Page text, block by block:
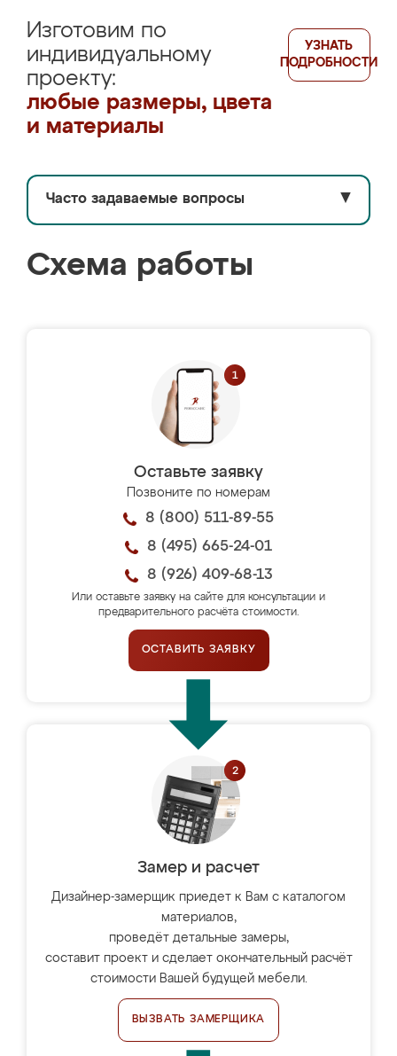
Изготовим по
индивидуальному
проекту:
любые размеры, цвета
и материалы
УЗНАТЬ
ПОДРОБНОСТИ
Часто задаваемые вопросы ▼
Схема работы
Оставьте заявку
Позвоните по номерам
8 (800) 511-89-55
8 (495) 665-24-01
8 (926) 409-68-13
Или оставьте заявку на сайте для консультации и
предварительного расчёта стоимости.
ОСТАВИТЬ ЗАЯВКУ
Замер и расчет
Дизайнер-замерщик приедет к Вам с каталогом
материалов,
проведёт детальные замеры,
составит проект и сделает окончательный расчёт
стоимости Вашей будущей мебели.
ВЫЗВАТЬ ЗАМЕРЩИКА